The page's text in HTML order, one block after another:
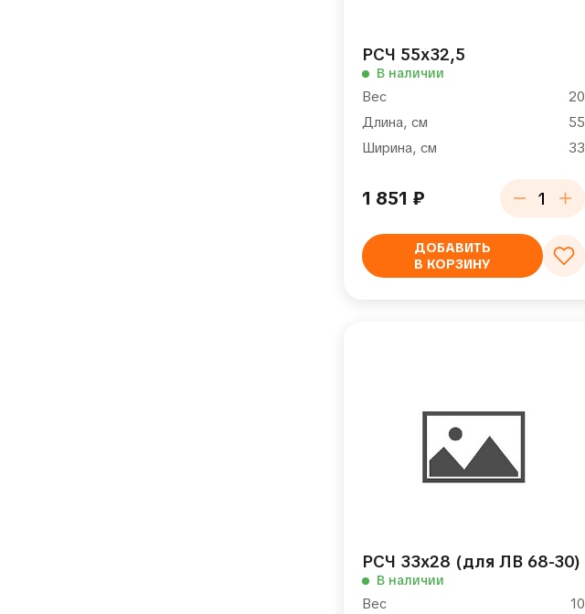
РСЧ 55х32,5
В наличии
Вес
20
Длина, см
55
Ширина, см
33
1 851 ₽
ДОБАВИТЬ
В КОРЗИНУ
РСЧ 33х28 (для ЛВ 68-30)
В наличии
Вес
10